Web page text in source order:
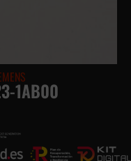
1AB00